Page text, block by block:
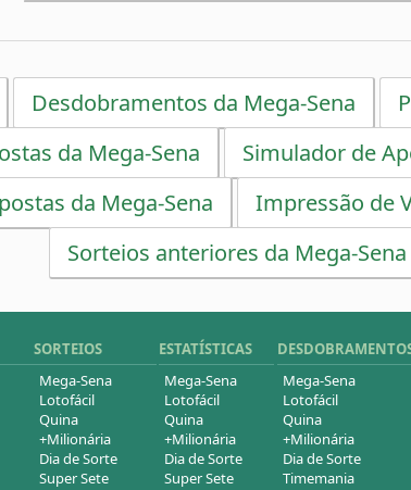
Desdobramentos da Mega-Sena
da Mega-Sena
Simulador de
da Mega-Sena
Impressão de
Sorteios anteriores da Mega-Sena
SORTEIOS
Mega-Sena
Lotofácil
Quina
+Milionária
Dia de Sorte
Super Sete
ESTATÍSTICAS
Mega-Sena
Lotofácil
Quina
+Milionária
Dia de Sorte
Super Sete
Mega-Sena
Lotofácil
Quina
+Milionária
Dia de Sorte
Timemania